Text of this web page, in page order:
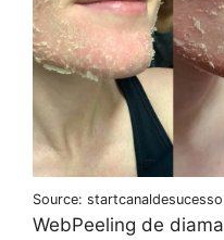
Source:
WebPeeling de